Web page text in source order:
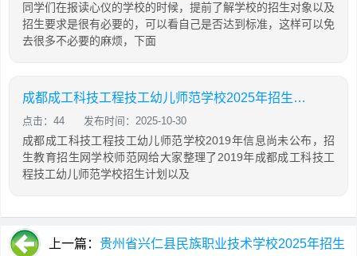
同学们在报读心仪的学校的时候，提前了解学校的招生对象以及
招生要求是很有必要的，可以看自己是否达到标准，这样可以免
去很多不必要的麻烦，下面
成都成工科技工程技工幼儿师范学校2025年招生计划
点击：44 发布时间：2025-10-30
成都成工科技工程技工幼儿师范学校2019年信息尚未公布，招
生教育招生网学校师范网给大家整理了2019年成都成工科技工
程技工幼儿师范学校招生计划以及
上一篇： 贵州省兴仁县民族职业技术学校2025年招生